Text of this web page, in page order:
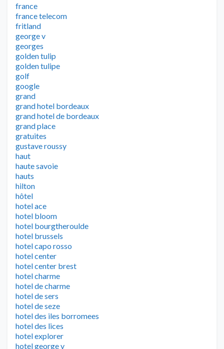
france
france telecom
fritland
george v
georges
golden tulip
golden tulipe
golf
google
grand
grand hotel bordeaux
grand hotel de bordeaux
grand place
gratuites
gustave roussy
haut
haute savoie
hauts
hilton
hôtel
hotel ace
hotel bloom
hotel bourgtheroulde
hotel brussels
hotel capo rosso
hotel center
hotel center brest
hotel charme
hotel de charme
hotel de sers
hotel de seze
hotel des iles borromees
hotel des lices
hotel explorer
hotel george v